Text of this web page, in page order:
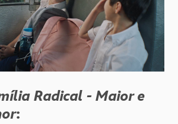
Radical - Maior e
: